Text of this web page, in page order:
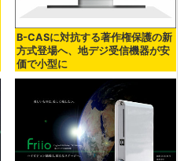
B-CASに対抗する著作権保護の新
方式登場へ、地デジ受信機器が安
価で小型に